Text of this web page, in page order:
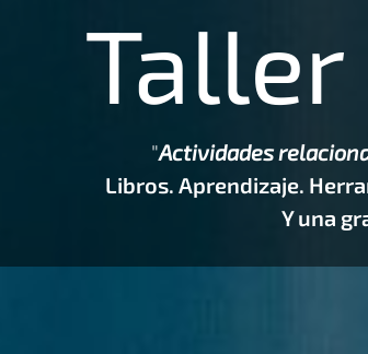
"Actividades
Libros. Aprendizaje.
Y una